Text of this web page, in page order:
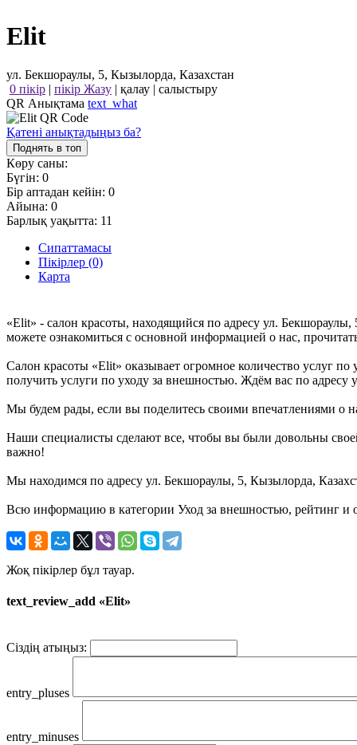
Elit
ул. Бекшораулы, 5, Кызылорда, Казахстан
0 пікір | пікір Жазу | қалау | салыстыру
QR Анықтама text_what
Қатені анықтадыңыз ба?
Поднять в топ
Көру саны:
Бүгін: 0
Бір аптадан кейін: 0
Айына: 0
Барлық уақытта: 11
Сипаттамасы
Пікірлер (0)
Карта
«Elit» - салон красоты, находящийся по адресу ул.
можете ознакомиться с основной информацией о нас,
Салон красоты «Elit» оказывает огромное количество услуг
получить услуги по уходу за внешностью. Ждём вас по
Мы будем рады, если вы поделитесь своими впечатлениями о
Наши специалисты сделают все, чтобы вы были довольны
важно!
Мы находимся по адресу ул. Бекшораулы, 5, Кызылорда,
Всю информацию в категории Уход за внешностью, рейтинг и
Жоқ пікірлер бұл тауар.
text_review_add «Elit»
Сіздің атыңыз:
entry_pluses
entry_minuses